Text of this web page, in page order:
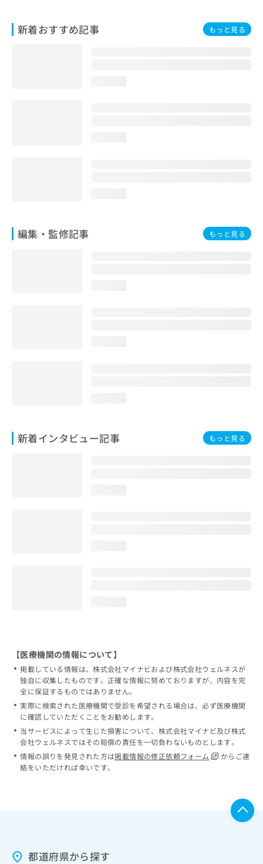
新着おすすめ記事 もっと見る
編集・監修記事 もっと見る
新着インタビュー記事 もっと見る
い
【医療機関の情報について】
掲載している情報は、株式会社マイナビおよび株式会社ウェルネスが
独自に収集したものです。正確な情報に努めておりますが、内容を完
全に保証するものではありません。
実際に検索された医療機関で受診を希望される場合は、必ず医療機関
に確認していただくことをお勧めします。
当サービスによって生じた損害について、株式会社マイナビ及び株式
会社ウェルネスではその賠償の責任を一切負わないものとします。
情報の誤りを発見された方は掲載情報の修正依頼フォーム
からご連
絡をいただければ幸いです。
都道府県から探す